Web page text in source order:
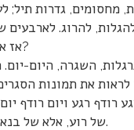
מחסומים, גדרות תיל;
אז איך כל זה קרה?
השגרה, היום-יום.
את תמונות
רגע ויום רודף
של רוע, אלא של בנאליות. מחרידה.